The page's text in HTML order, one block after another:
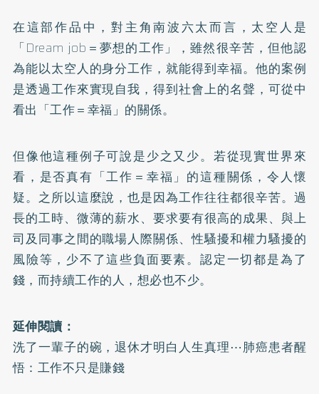
在這部作品中，對主角南波六太而言，太空人是
「Dream job＝夢想的工作」，雖然很辛苦，但他認
為能以太空人的身分工作，就能得到幸福。他的案例
是透過工作來實現自我，得到社會上的名聲，可從中
看出「工作＝幸福」的關係。
但像他這種例子可說是少之又少。若從現實世界來
看，是否真有「工作＝幸福」的這種關係，令人懷
疑。之所以這麼說，也是因為工作往往都很辛苦。過
長的工時、微薄的薪水、要求要有很高的成果、與上
司及同事之間的職場人際關係、性騷擾和權力騷擾的
風險等，少不了這些負面要素。認定一切都是為了
錢，而持續工作的人，想必也不少。
延伸閱讀：
洗了一輩子的碗，退休才明白人生真理⋯肺癌患者醒
悟：工作不只是賺錢